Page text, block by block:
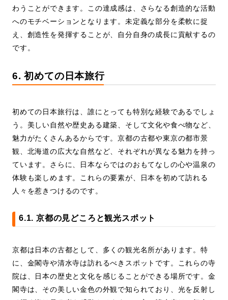
わうことができます。この達成感は、さらなる創造的な活動
へのモチベーションとなります。未定義な部分を柔軟に捉
え、創造性を発揮することが、自分自身の成長に貢献するの
です。
6. 初めての日本旅行
初めての日本旅行は、誰にとっても特別な経験であるでしょ
う。美しい自然や歴史ある建築、そして文化や食べ物など、
魅力がたくさんあるからです。京都の古都や東京の都市景
観、北海道の広大な自然など、それぞれが異なる魅力を持っ
ています。さらに、日本ならではのおもてなしの心や温泉の
体験も楽しめます。これらの要素が、日本を初めて訪れる
人々を惹きつけるのです。
6.1. 京都の見どころと観光スポット
京都は日本の古都として、多くの観光名所があります。特
に、金閣寺や清水寺は訪れるべきスポットです。これらの寺
院は、日本の歴史と文化を感じることができる場所です。金
閣寺は、その美しい金色の外観で知られており、光を反射し